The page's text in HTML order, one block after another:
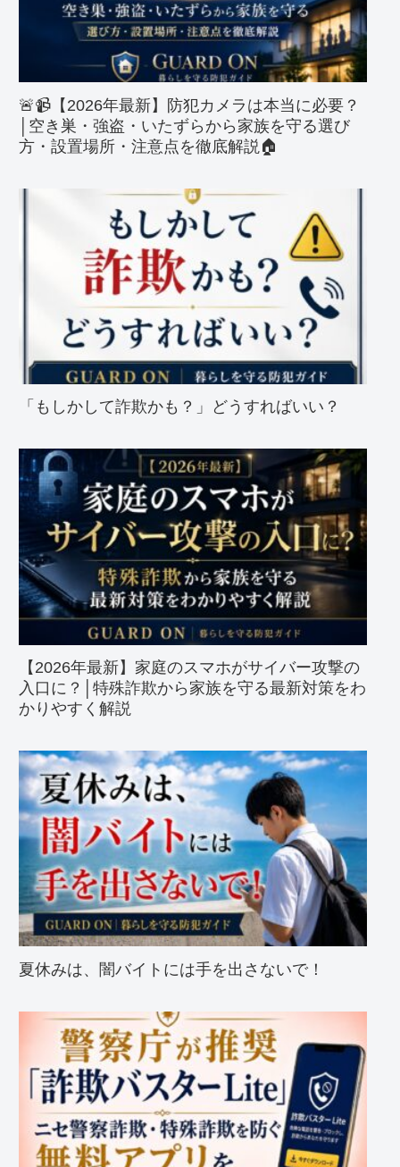
🚨📹【2026年最新】防犯カメラは本当に必要？
│空き巣・強盗・いたずらから家族を守る選び
方・設置場所・注意点を徹底解説🏠
「もしかして詐欺かも？」どうすればいい？
【2026年最新】家庭のスマホがサイバー攻撃の
入口に？│特殊詐欺から家族を守る最新対策をわ
かりやすく解説
夏休みは、闇バイトには手を出さないで！